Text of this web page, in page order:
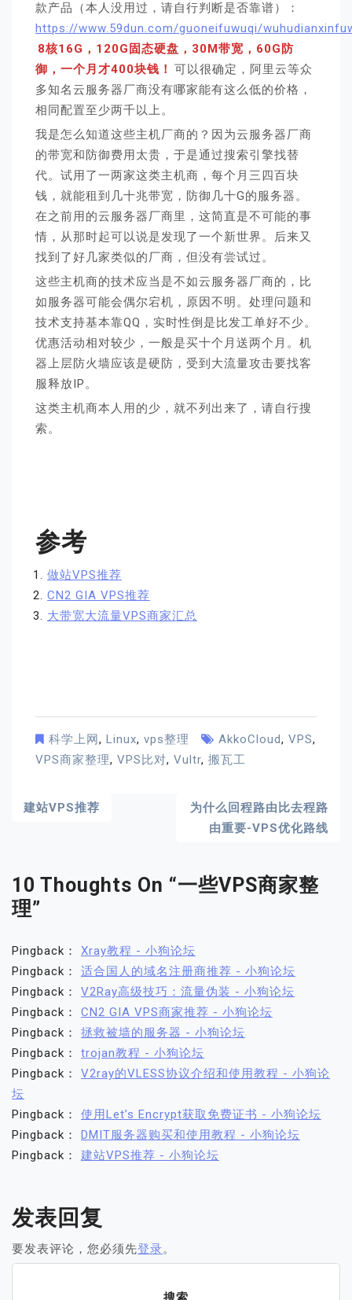
款产品（本人没用过，请自行判断是否靠谱）：
https://www.59dun.com/guoneifuwuqi/
8核16G，120G固态硬盘，30M带宽，60G防
御，一个月才400块钱！ 可以很确定，阿里云等众
多知名云服务器厂商没有哪家能有这么低的价格，
相同配置至少两千以上。
我是怎么知道这些主机厂商的？因为云服务器厂商
的带宽和防御费用太贵，于是通过搜索引擎找替
代。试用了一两家这类主机商，每个月三四百块
钱，就能租到几十兆带宽，防御几十G的服务器。
在之前用的云服务器厂商里，这简直是不可能的事
情，从那时起可以说是发现了一个新世界。后来又
找到了好几家类似的厂商，但没有尝试过。
这些主机商的技术应当是不如云服务器厂商的，比
如服务器可能会偶尔宕机，原因不明。处理问题和
技术支持基本靠QQ，实时性倒是比发工单好不少。
优惠活动相对较少，一般是买十个月送两个月。机
器上层防火墙应该是硬防，受到大流量攻击要找客
服释放IP。
这类主机商本人用的少，就不列出来了，请自行搜
索。
参考
做站VPS推荐
CN2 GIA VPS推荐
大带宽大流量VPS商家汇总
科学上网, Linux, vps整理 AkkoCloud, VPS,
VPS商家整理, VPS比对, Vultr, 搬瓦工
文
航
建站VPS推荐
为什么回程路由比去程路
由重要-VPS优化路线
10 Thoughts On “一些VPS商家整
理”
Pingback： Xray教程 - 小狗论坛
Pingback： 适合国人的域名注册商推荐 - 小狗论坛
Pingback： V2Ray高级技巧：流量伪装 - 小狗论坛
Pingback： CN2 GIA VPS商家推荐 - 小狗论坛
Pingback： 拯救被墙的服务器 - 小狗论坛
Pingback： trojan教程 - 小狗论坛
Pingback： V2ray的VLESS协议介绍和使用教程 - 小狗论
坛
Pingback： 使用Let’s Encrypt获取免费证书 - 小狗论坛
Pingback： DMIT服务器购买和使用教程 - 小狗论坛
Pingback： 建站VPS推荐 - 小狗论坛
发表回复
要发表评论，您必须先登录。